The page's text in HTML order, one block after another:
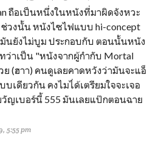
ถือเป็นหนึ่งในหนังที่มาผิดจังหวะ
ช่วงนั้น หนังไซไฟแบบ hi-concept
นยังไม่บูม ประกอบกับ ตอนนั้นหนัง
ว่าเป็น "หนังจากผู้กำกับ Mortal
ย (ฮาา) คนดูเลยคาดหวังว่ามันจะแอ็
เดียวกัน คงไมไ่ด้เตรียมใจจะเจอ
ญเบอร์นี้ 555 มันเลยแป๊กตอนฉาย
5:55 pm